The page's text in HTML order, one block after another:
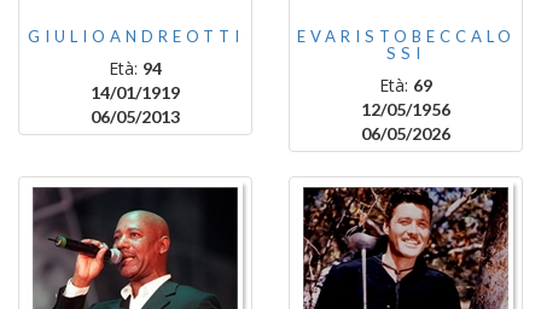
GIULIOANDREOTTI
Età: 94
14/01/1919
06/05/2013
EVARISTOBECCALO
SSI
Età: 69
12/05/1956
06/05/2026